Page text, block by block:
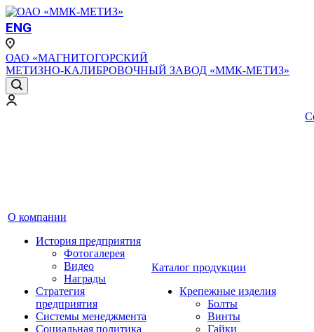
ENG
ОАО «МАГНИТОГОРСКИЙ
МЕТИЗНО-КАЛИБРОВОЧНЫЙ ЗАВОД «ММК-МЕТИЗ»
О компании
История предприятия
Фотогалерея
Видео
Награды
Стратегия
предприятия
Системы менеджмента
Социальная политика
Каталог продукции
Крепежные изделия
Болты
Винты
Гайки